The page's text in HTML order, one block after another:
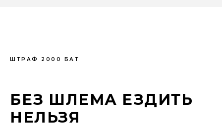
ШТРАФ 2000 БАТ
БЕЗ ШЛЕМА ЕЗДИТЬ
НЕЛЬЗЯ